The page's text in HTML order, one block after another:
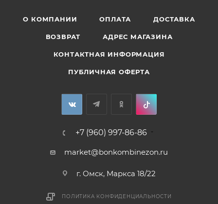
О КОМПАНИИ ОПЛАТА ДОСТАВКА
ВОЗВРАТ АДРЕС МАГАЗИНА
КОНТАКТНАЯ ИНФОРМАЦИЯ
ПУБЛИЧНАЯ ОФЕРТА
+7 (960) 997-86-86
market@bonkombinezon.ru
г. Омск, Маркса 18/22
ПОЛИТИКА КОНФИДЕНЦИАЛЬНОСТИ